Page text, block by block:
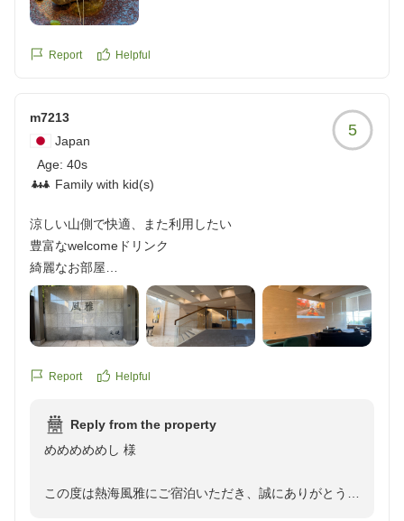
ックスできました。お風呂上がりに冷たい黒豆茶が用意して
夕飯はハーフビュッフェで、メインのお魚とお肉は席に提供
や地場産のソフトドリンクがメニューにあったのも良かった
です。
スタッフの方のサービスはいつも丁寧で、とても良かったで
す。些細なことも気づいて下さったりとホスピタリティの高
またお邪魔したいなと思います。ありがとうございました!
クチコミの詳細はこちらから
https://review.travel.rakuten.co.jp/hotel/voice/167693?
reviewId=33123478603830
Report Helpful
m7213
Japan
Age: 40s
Family with kid(s)
5
涼しい山側で快適、また利用したい
豊富なwelcomeドリンク
綺麗なお部屋
来宮駅からタクシーで1000円かからず来れました
熱海の海沿いの旅館やホテルと違い、山側なので涼しい風が
ふいていて気持ちいいです
クチコミの詳細はこちらから
reviewId=33123478438773
Report Helpful
Reply from the property
めめめめめし 様
この度は熱海風雅にご宿泊いただき、誠にありがとうご